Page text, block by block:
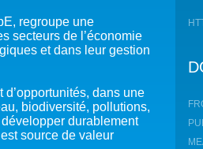
CRISES ET FRAGILITÉS
ALIMENTAIRE
regroupe une
secteurs de l’économie
et dans leur gestion
dans une
biodiversité, pollutions,
durablement
source de valeur